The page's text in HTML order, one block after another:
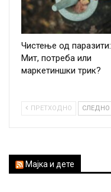
Чистење од паразити:
Мит, потреба или
маркетиншки трик?
ПРЕТХОДНО СЛЕДНО
Мајка и дете